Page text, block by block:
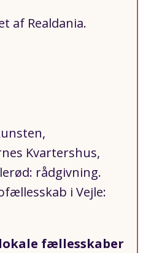
af Realdania.
Kvartershus,
rådgivning.
i Vejle:
fællesskaber